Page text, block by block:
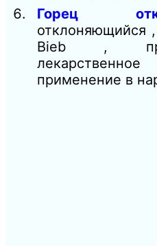
Горец
отклоняющийся
Bieb ,
применение в